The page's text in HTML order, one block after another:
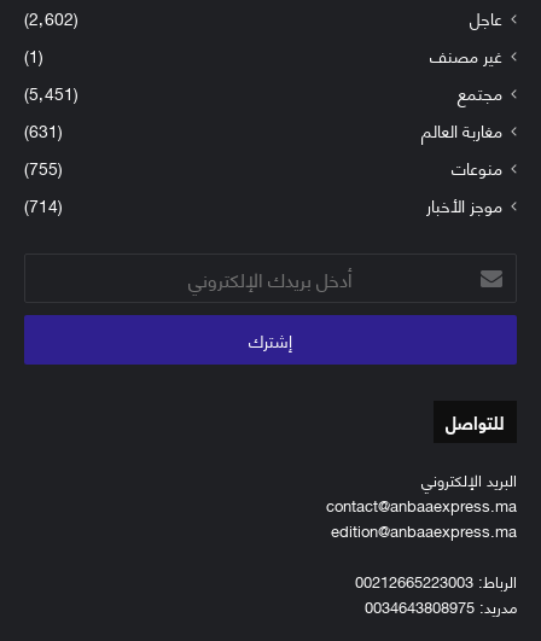
عاجل
(2٬602)
غير مصنف
(1)
مجتمع
(5٬451)
مغاربة العالم
(631)
منوعات
(755)
موجز الأخبار
(714)
أدخل
بريدك
الإلكتروني
للتواصل
البريد الإلكتروني
contact@anbaaexpress.ma
edition@anbaaexpress.ma
الرباط: 00212665223003
مدريد: 0034643808975